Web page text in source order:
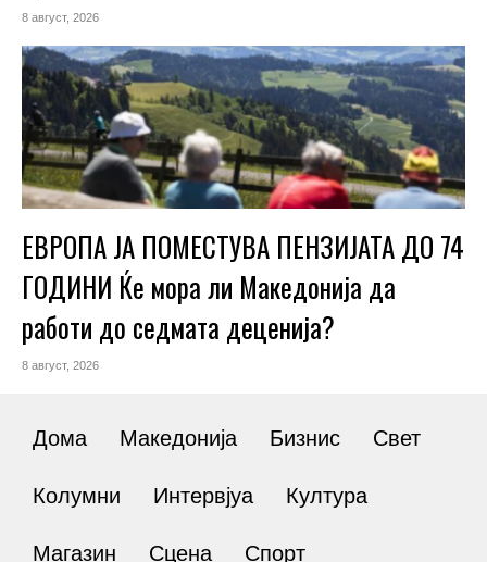
8 август, 2026
ЕВРОПА ЈА ПОМЕСТУВА ПЕНЗИЈАТА ДО 74
ГОДИНИ Ќе мора ли Македонија да
работи до седмата деценија?
8 август, 2026
Дома Македонија Бизнис Свет
Колумни Интервјуа Култура
Магазин Сцена Спорт